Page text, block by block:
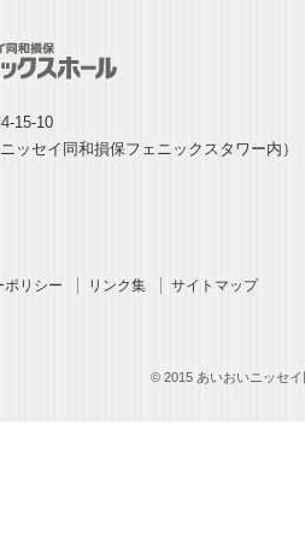
15-10
ッセイ同和損保フェニックスタワー内）
ポリシー リンク集 サイトマップ
© 2015 あいおいニッセ